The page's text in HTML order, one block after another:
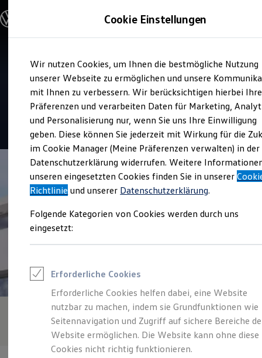
Hauptinhalt
springen
Footer
springen
Modelle und Konfigurator
Modelle vergleichen
Elektroautos
ENERGY Sondermodelle
Nutzfahrzeuge
SUV und CUV
Familienautos
Kombis
Kompaktwagen
Sportwagen
Schnell verfügbare Fahrzeuge
Angebote und Produkte
Aktuelle Angebote
E-Auto-Förderung
Volkswagen Marktplatz
Junge Gebrauchtwagen und Gebrauchtwagen
Volkswagen Zertifizierte Gebrauchtwagen
Zubehör- und Serviceangebote
Leasing
Leasing-Angebote
Gebrauchtwagen Leasing
Junge Gebrauchtwagen-Leasing
Elektroauto Leasing
Kleinwagen-Leasing
Leasing ohne Anzahlung
Finanzierung
Service
Auto Bierschneider
Gunzenhausen
4.7|48 Bewertungen
Cookie Einstellungen
Wir nutzen Cookies, um Ihnen die bestmögliche Nutzung
unserer Webseite zu ermöglichen und unsere
mit Ihnen zu verbessern. Wir berücksichtigen hierbei Ihre
Präferenzen und verarbeiten Daten für Marketing,
und Personalisierung nur, wenn Sie uns Ihre Einwilligung
geben. Diese können Sie jederzeit mit Wirkung für die
im Cookie Manager (Meine Präferenzen verwalten) in der
Datenschutzerklärung widerrufen. Weitere
unseren eingesetzten Cookies finden Sie in unserer
Richtlinie und unserer Datenschutzerklärung.
Folgende Kategorien von Cookies werden durch uns
eingesetzt:
Erforderliche Cookies
Erforderliche Cookies helfen dabei, eine Website
nutzbar zu machen, indem sie Grundfunktionen wie
Seitennavigation und Zugriff auf sichere Bereiche
Website ermöglichen. Die Website kann ohne diese
Cookies nicht richtig funktionieren.